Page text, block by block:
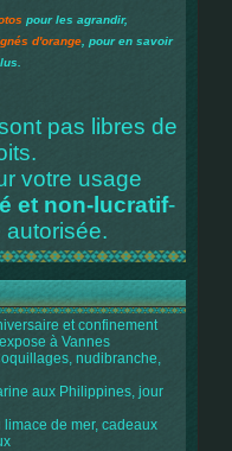
pour les agrandir,
d'orange , pour en savoir
pas libres de
votre usage
et non-lucratif-
autorisée.
et confinement
à Vannes
nudibranche,
aux Philippines, jour
de mer, cadeaux